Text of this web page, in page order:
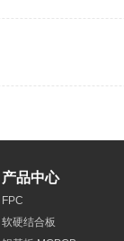
产品中心
FPC
软硬结合板